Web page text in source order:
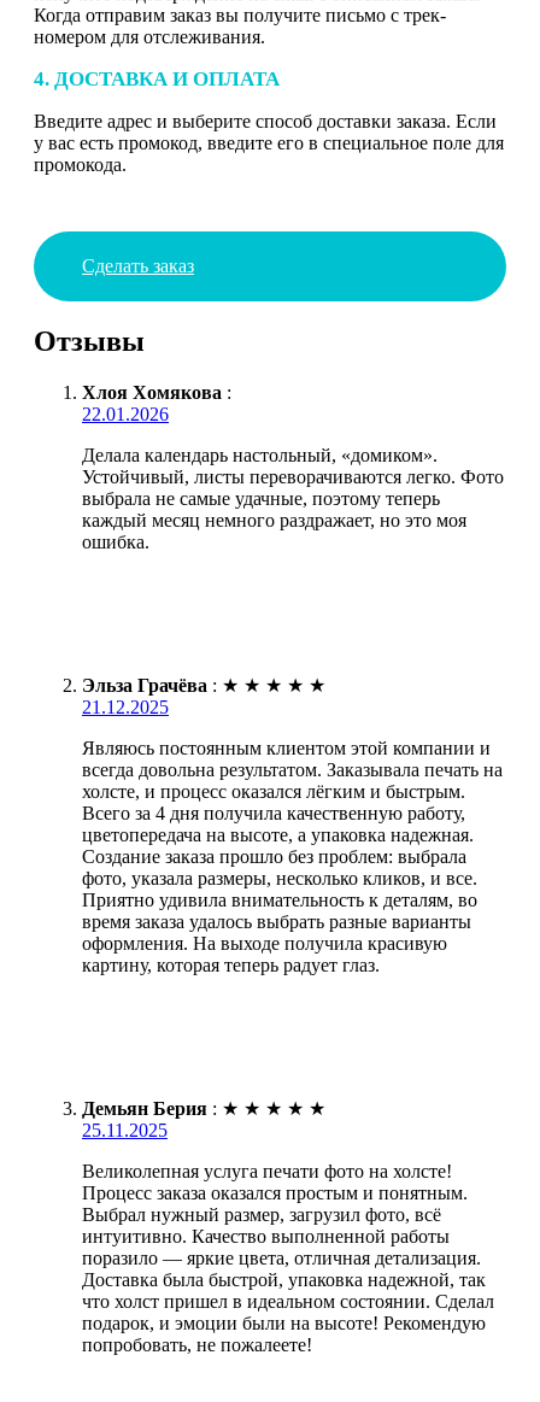
Когда отправим заказ вы получите письмо с трек-
номером для отслеживания.
4. ДОСТАВКА И ОПЛАТА
Введите адрес и выберите способ доставки заказа. Если
у вас есть промокод, введите его в специальное поле для
промокода.
Сделать заказ
Отзывы
Хлоя Хомякова :
22.01.2026
Делала календарь настольный, «домиком».
Устойчивый, листы переворачиваются легко. Фото
выбрала не самые удачные, поэтому теперь
каждый месяц немного раздражает, но это моя
ошибка.
Эльза Грачёва : ★ ★ ★ ★ ★
21.12.2025
Являюсь постоянным клиентом этой компании и
всегда довольна результатом. Заказывала печать на
холсте, и процесс оказался лёгким и быстрым.
Всего за 4 дня получила качественную работу,
цветопередача на высоте, а упаковка надежная.
Создание заказа прошло без проблем: выбрала
фото, указала размеры, несколько кликов, и все.
Приятно удивила внимательность к деталям, во
время заказа удалось выбрать разные варианты
оформления. На выходе получила красивую
картину, которая теперь радует глаз.
Демьян Берия : ★ ★ ★ ★ ★
25.11.2025
Великолепная услуга печати фото на холсте!
Процесс заказа оказался простым и понятным.
Выбрал нужный размер, загрузил фото, всё
интуитивно. Качество выполненной работы
поразило — яркие цвета, отличная детализация.
Доставка была быстрой, упаковка надежной, так
что холст пришел в идеальном состоянии. Сделал
подарок, и эмоции были на высоте! Рекомендую
попробовать, не пожалеете!